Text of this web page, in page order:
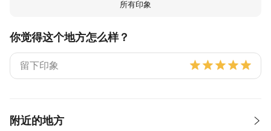
所有印象
你觉得这个地方怎么样？
附近的地方